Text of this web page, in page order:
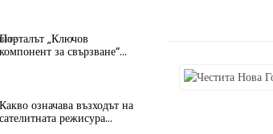
Порталът „Ключов
компонент за свързване“...
Какво означава възходът на
сателитната режисура...